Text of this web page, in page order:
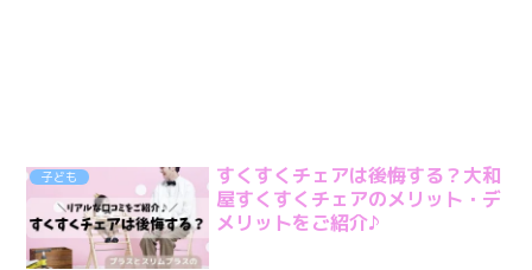
子ども
すくすくチェアは後悔する？大和
屋すくすくチェアのメリット・デ
メリットをご紹介♪